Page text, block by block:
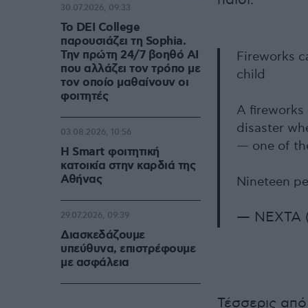
Fireworks
child
A fireworks
disaster
— one of
Nineteen
— NEXTA
Τέσσερις
Το DEI College
παρουσιάζει τη Sophia.
Την πρώτη 24/7 βοηθό AI
που αλλάζει τον τρόπο με
τον οποίο μαθαίνουν οι
φοιτητές
30.07.2026, 09:33
Η Smart φοιτητική
κατοικία στην καρδιά της
Αθήνας
03.08.2026, 10:56
Διασκεδάζουμε
υπεύθυνα, επιστρέφουμε
με ασφάλεια
29.07.2026, 09:39